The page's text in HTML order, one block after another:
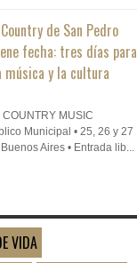
de San Pedro
fecha: tres días para
música y la cultura
COUNTRY MUSIC
Municipal • 25, 26 y 27
Aires • Entrada lib...
VIDA